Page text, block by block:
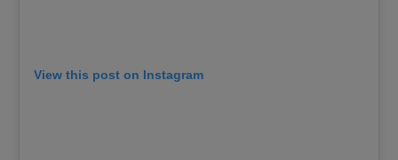
View this post on Instagram